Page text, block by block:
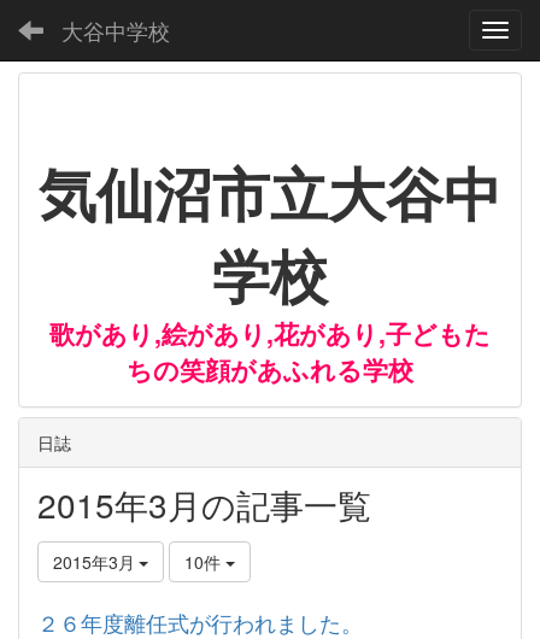
大谷中学校
気仙沼市立大谷中
学校
歌があり,絵があり,花があり,子どもた
ちの笑顔があふれる学校
日誌
2015年3月の記事一覧
2015年3月 10件
２６年度離任式が行われました。